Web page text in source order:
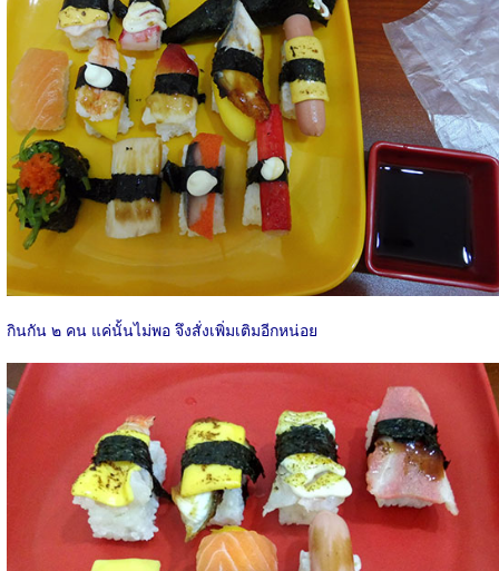
กินกัน ๒ คน แค่นั้นไม่พอ จึงสั่งเพิ่มเติมอีกหน่อย